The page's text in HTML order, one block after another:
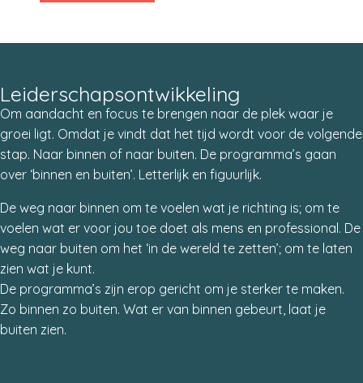
Leiderschapsontwikkeling
Om aandacht en focus te brengen naar de plek waar je
groei ligt. Omdat je vindt dat het tijd wordt voor de volgende
stap. Naar binnen of naar buiten. De programma’s gaan
over ‘binnen en buiten’. Letterlijk en figuurlijk.
De weg naar binnen om te voelen wat je richting is; om te
voelen wat er voor jou toe doet als mens en professional. De
weg naar buiten om het ‘in de wereld te zetten’; om te laten
zien wat je kunt.
De programma’s zijn erop gericht om je sterker te maken.
Zo binnen zo buiten. Wat er van binnen gebeurt, laat je
buiten zien.